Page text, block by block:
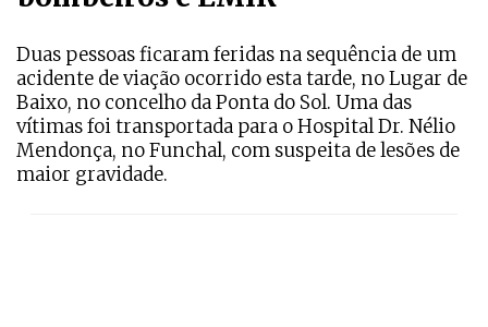
Duas pessoas ficaram feridas na sequência de um
acidente de viação ocorrido esta tarde, no Lugar de
Baixo, no concelho da Ponta do Sol. Uma das
vítimas foi transportada para o Hospital Dr. Nélio
Mendonça, no Funchal, com suspeita de lesões de
maior gravidade.